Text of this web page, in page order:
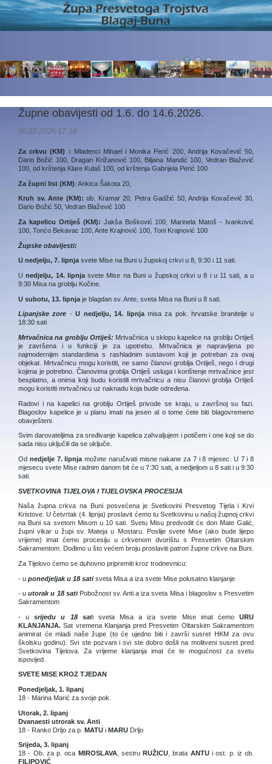
Župne obavijesti od 1.6. do 14.6.2026.
30.05.2026 17:18
Za crkvu (KM) : Mladenci Mihael i Monika Perić 200, Andrija Kovačević 50,
Dario Božić 100, Dragan Križanović 100, Biljana Mandić 100, Vedran Blažević
100, od krštenja Klare Kulaš 100, od krštenja Gabrijela Perić 100
Za župni list (KM): Ankica Šakota 20,
Kruh sv. Ante (KM): ob. Kramar 20, Petra Gadžić 50, Andrija Kovačević 30,
Dario Božić 50, Vedran Blažević 100
Za kapelicu Ortiješ (KM): Jakša Bošković 100, Marinela Matoš - Ivanković
100, Tonćo Bekavac 100, Ante Krajnović 100, Toni Krajnović 100
Župske obavijesti:
U nedjelju, 7. lipnja svete Mise na Buni u župskoj crkvi u 8, 9:30 i 11 sati.
Unedjelju, 14. lipnjasvete Mise na Buni u župskoj crkvi u 8 i u 11 sati, a u
9:30 Misa na groblju Kočine.
U subotu, 13. lipnja je blagdan sv. Ante, sveta Misa na Buni u 8 sati.
Lipanjske zore -U nedjelju, 14. lipnja misa za pok. hrvatske branitelje u
18:30 sati
Mrtvačnica na groblju Ortiješ: Mrtvačnica u sklopu kapelice na groblju Ortiješ
je završena i u funkciji je za upotrebu. Mrtvačnica je napravljena po
najmodernijim standardima s rashladnim sustavom koji je potreban za ovaj
objekat. Mrtvačnicu mogu koristiti, ne samo članovi groblja Ortiješ, nego i drugi
kojima je potrebno. Članovima groblja Ortiješ usluga i korištenje mrtvačnice jest
besplatno, a onima koji budu koristili mrtvačnicu a nisu članovi groblja Ortiješ
mogu koristiti mrtvačnicu uz naknadu koja bude određena.
Radovi i na kapelici na groblju Ortiješ privode se kraju, u završnoj su fazi.
Blagoslov kapelice je u planu imati na jesen al o tome ćete biti blagovremeno
obavješteni.
Svim darovateljima za sređivanje kapelica zahvaljujem i potičem i one koji se do
sada nisu uključili da se uključe.
Od nedjelje 7. lipnja možete naručivati misne nakane za 7 i 8 mjesec. U 7 i 8
mjesecu svete Mise radnim danom bit će u 7:30 sati, a nedjeljom u 8 sati i u 9:30
sati.
SVETKOVINA TIJELOVA I TIJELOVSKA PROCESIJA
Naša župna crkva na Buni posvećena je Svetkovini Presvetog Tijela i Krvi
Kristove. U četvrtak (4. lipnja) proslavit ćemo tu Svetkovinu u našoj župnoj crkvi
na Buni sa svetom Misom u 10 sati. Svetu Misu predvodit će don Mate Galić,
župni vikar u župi sv. Mateja u Mostaru. Poslije svete Mise (ako bude lijepo
vrijeme) imat ćemo procesiju u crkvenom dvorištu s Presvetim Oltarskim
Sakramentom. Dođimo u što većem broju proslaviti patron župne crkve na Buni.
Za Tijelovo ćemo se duhovno pripremiti kroz trodnevnicu:
- u ponedjeljak u 18 satisveta Misa a iza svete Mise polusatno klanjanje
- uutorak u 18 sati Pobožnost sv. Anti a iza sveta Misa i blagoslov s Presvetim
Sakramentom
- usrijedu u 18 sati sveta Misa a iza svete Mise imat ćemoURU
KLANJANJA.Sat vremena Klanjanja pred Presvetim Oltarskim Sakramentom
animirat će mladi naše župe (to će ujedno biti i završi susret HKM za ovu
školsku godinu). Svi ste pozvani i svi ste dobro došli na molitveni susret pred
Svetkovina Tijelova. Za vrijeme klanjanja imat će te mogućnost za svetu
ispovijed.
SVETE MISE KROZ TJEDAN
Ponedjeljak, 1. lipanj
18 - Marina Marić za svoje pok.
Utorak, 2. lipanj
Dvanaesti utrorak sv. Anti
18 - Ranko Drljo za p. MATU i MARU Drljo
Srijeda, 3. lipanj
18 - Ob. za p. oca MIROSLAVA, sestru RUŽICU, brata ANTU i ost. p. iz ob.
FILIPOVIĆ